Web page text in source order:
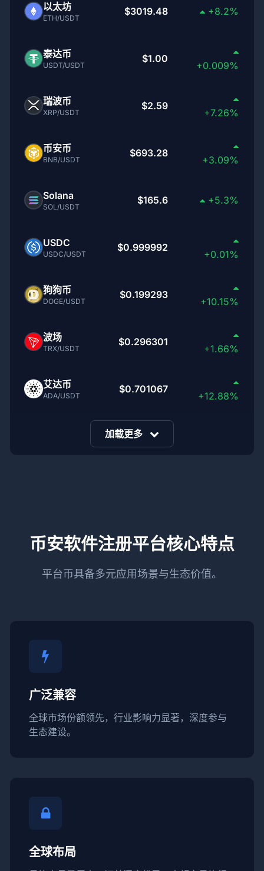
以太坊
ETH/USDT
$3019.48 +8.2%
泰达币
USDT/USDT
$1.00
+0.009%
瑞波币
XRP/USDT
$2.59
+7.26%
币安币
BNB/USDT
$693.28
+3.09%
Solana
SOL/USDT
$165.6 +5.3%
USDC
USDC/USDT
$0.999992
+0.01%
狗狗币
DOGE/USDT
$0.199293
+10.15%
波场
TRX/USDT
$0.296301
+1.66%
艾达币
ADA/USDT
$0.701067
+12.88%
加载更多
币安软件注册平台核心特点
平台币具备多元应用场景与生态价值。
广泛兼容
全球市场份额领先，行业影响力显著，深度参与
生态建设。
全球布局